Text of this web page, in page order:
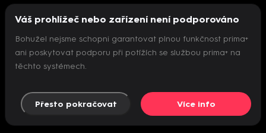
Nepodařilo se inicializovat přehrávač
Váš prohlížeč nebo zařízení není podporováno
Bohužel nejsme schopni garantovat plnou funkčnost prima+
ani poskytovat podporu při potížích se službou prima+ na
těchto systémech.
Přesto pokračovat Více info